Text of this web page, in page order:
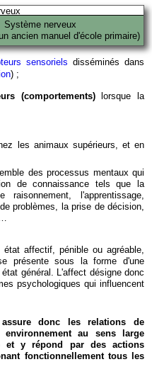
Système nerveux
ancien manuel d'école primaire)
sensoriels disséminés dans
) ;
(comportements)lorsque la
les animaux supérieurs, et en
des processus mentaux qui
de connaissance tels que la
l'apprentissage,
problèmes, la prise de décision,
affectif, pénible ou agréable,
présente sous la forme d'une
général. L'affect désigne donc
psychologiques qui influencent
donc les relations de
environnement au sens large
et y répond par des actions
fonctionnellement tous les